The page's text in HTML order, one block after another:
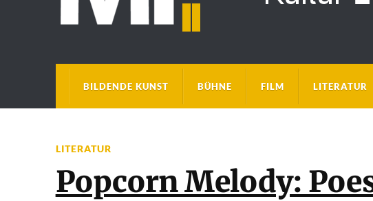
BILDENDE KUNST BÜHNE FILM LITERATUR
LITERATUR
Popcorn Melody: